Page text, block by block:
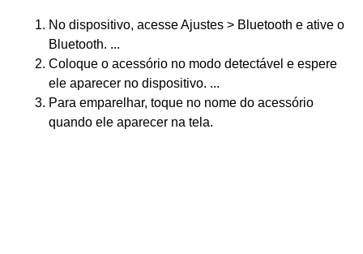
No dispositivo, acesse Ajustes > Bluetooth e ative o
Bluetooth. ...
Coloque o acessório no modo detectável e espere
ele aparecer no dispositivo. ...
Para emparelhar, toque no nome do acessório
quando ele aparecer na tela.